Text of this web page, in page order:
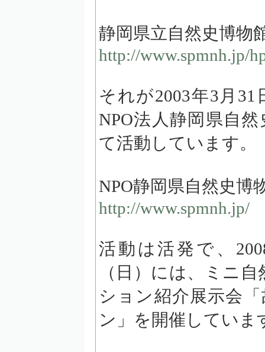
静岡県立自然史博物
http://www.spmnh.jp/
それが2003年3月
NPO法人静岡県自
て活動しています。
NPO静岡県自然史博
http://www.spmnh.jp/
活動は活発で、
（日）には、ミニ
ション紹介展示会
ン」を開催していま